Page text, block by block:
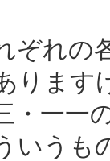
れの
ります
・一一
いうも